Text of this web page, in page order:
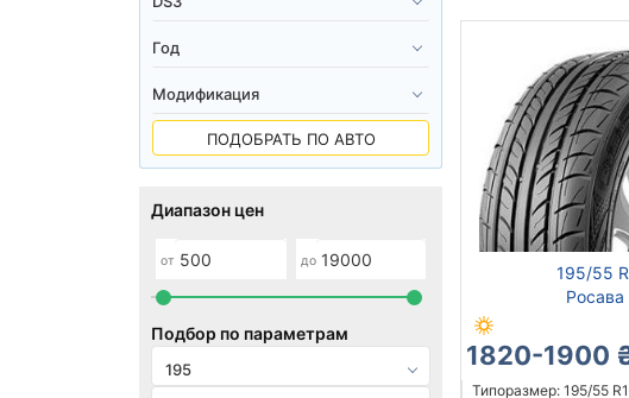
195/55
1820-1900
Типоразмер: 195/55
ПОДОБРАТЬ ПО АВТО
Диапазон цен
от до
Подбор по параметрам
195